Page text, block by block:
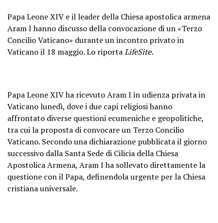
Papa Leone XIV e il leader della Chiesa apostolica armena
Aram I hanno discusso della convocazione di un «Terzo
Concilio Vaticano» durante un incontro privato in
Vaticano il 18 maggio. Lo riportaLifeSite.
Papa Leone XIV ha ricevuto Aram I in udienza privata in
Vaticano lunedì, dove i due capi religiosi hanno
affrontato diverse questioni ecumeniche e geopolitiche,
tra cui la proposta di convocare un Terzo Concilio
Vaticano. Secondo una dichiarazione pubblicata il giorno
successivo dalla Santa Sede di Cilicia della Chiesa
Apostolica Armena, Aram I ha sollevato direttamente la
questione con il Papa, definendola urgente per la Chiesa
cristiana universale.